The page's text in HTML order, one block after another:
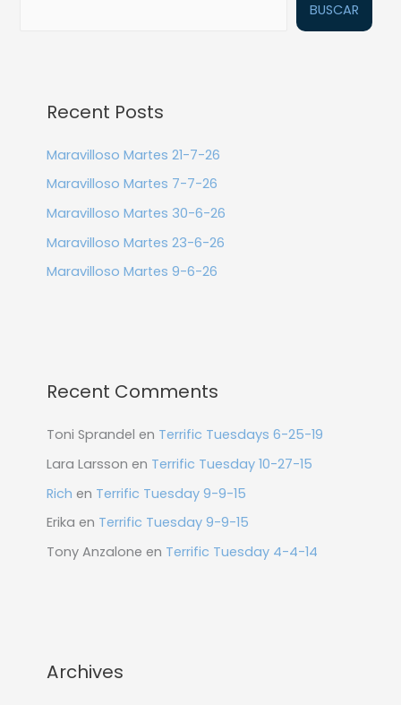
BUSCAR
Recent Posts
Maravilloso Martes 21-7-26
Maravilloso Martes 7-7-26
Maravilloso Martes 30-6-26
Maravilloso Martes 23-6-26
Maravilloso Martes 9-6-26
Recent Comments
Toni Sprandel en Terrific Tuesdays 6-25-19
Lara Larsson en Terrific Tuesday 10-27-15
Rich en Terrific Tuesday 9-9-15
Erika en Terrific Tuesday 9-9-15
Tony Anzalone en Terrific Tuesday 4-4-14
Archives